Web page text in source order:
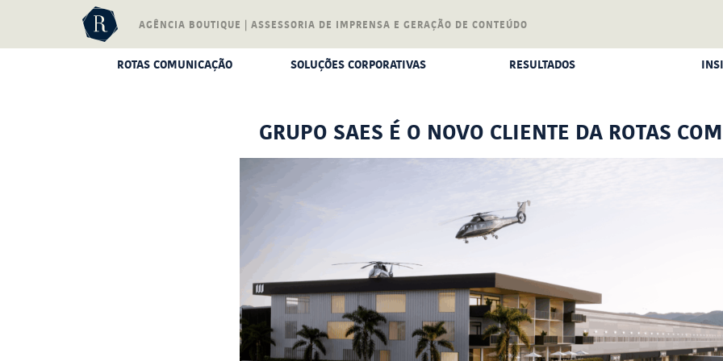
AGÊNCIA BOUTIQUE | ASSESSORIA DE IMPRENSA E GERAÇÃO DE CONTEÚDO
ROTAS COMUNICAÇÃO SOLUÇÕES CORPORATIVAS
CONTEÚDO CORPORATIVO
RESULTADOS
DEPOIMENTOS DE CLIENTES E
EMPRESAS
NOSSOS PROJETOS E ATIVIDADES
GRUPO SAES É O NOVO CLIENTE DA ROTAS